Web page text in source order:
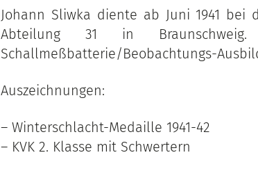
Johann Sliwka diente ab Juni 1941 bei
Abteilung 31 in
Schallmeßbatterie/Beobachtungs-
Auszeichnungen:
– Winterschlacht-Medaille 1941-42
– KVK 2. Klasse mit Schwertern